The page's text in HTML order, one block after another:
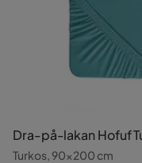
Dra-på-lakan Hofuf
Turkos, 90x200 cm